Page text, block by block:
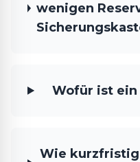
wenigen
Wofür ist ein
Wie